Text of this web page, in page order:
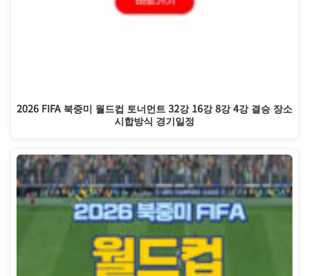
2026 FIFA 북중미 월드컵 토너먼트 32강 16강 8강 4강 결승 장소
시합방식 경기일정